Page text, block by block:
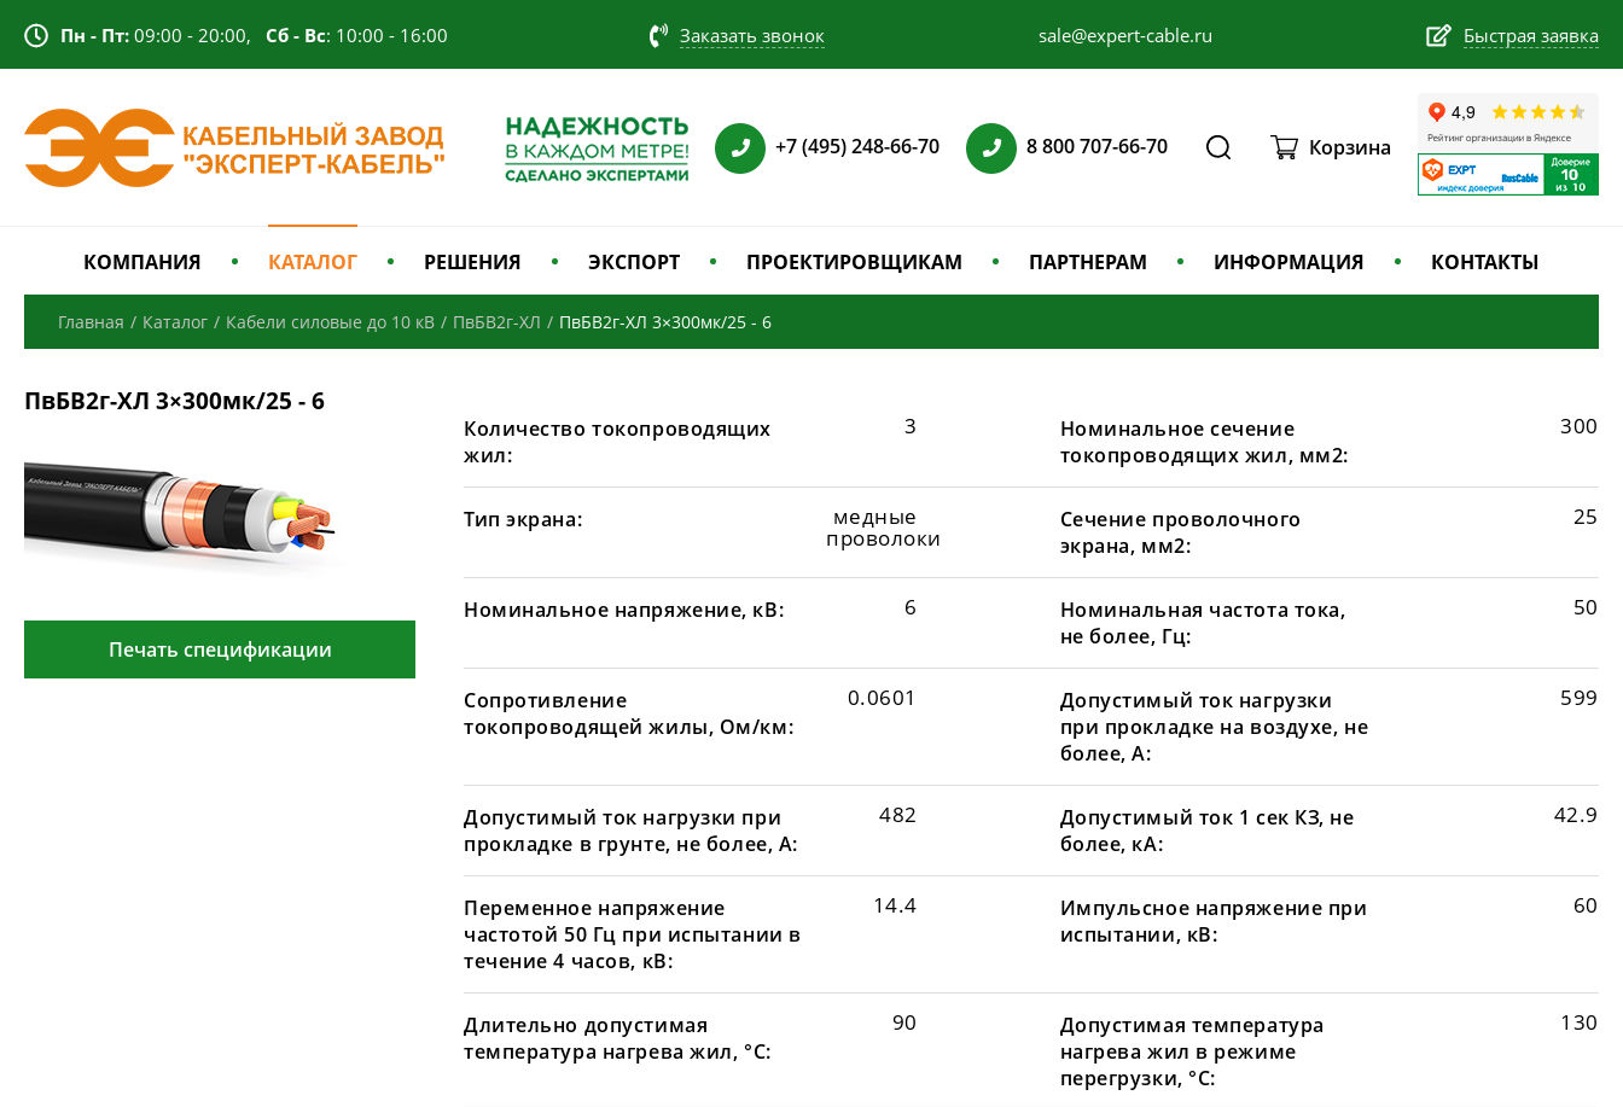
Пн - Пт: 09:00 - 20:00, Сб - Вс: 10:00 - 16:00 Заказать звонок sale@expert-cable.ru Быстрая заявка
+7 (495) 248-66-70 8 800 707-66-70 Корзина
КОМПАНИЯ КАТАЛОГ РЕШЕНИЯ ЭКСПОРТ ПРОЕКТИРОВЩИКАМ ПАРТНЕРАМ ИНФОРМАЦИЯ КОНТАКТЫ
Главная / Каталог / Кабели силовые до 10 кВ / ПвБВ2г-ХЛ / ПвБВ2г-ХЛ 3×300мк/25 - 6
ПвБВ2г-ХЛ 3×300мк/25 - 6
Печать спецификации
Количество токопроводящих
жил:
3
Номинальное сечение
токопроводящих жил, мм2:
300
Тип экрана: медные
проволоки
Сечение проволочного
экрана, мм2:
25
Номинальное напряжение, кВ: 6
Номинальная частота тока,
не более, Гц:
50
Сопротивление
токопроводящей жилы, Ом/км:
0.0601
Допустимый ток нагрузки
при прокладке на воздухе, не
более, А:
599
Допустимый ток нагрузки при
прокладке в грунте, не более, А:
482
Допустимый ток 1 сек КЗ, не
более, кА:
42.9
Переменное напряжение
частотой 50 Гц при испытании в
течение 4 часов, кВ:
14.4
Импульсное напряжение при
испытании, кВ:
60
Длительно допустимая
температура нагрева жил, °С:
90
Допустимая температура
нагрева жил в режиме
перегрузки, °С:
130